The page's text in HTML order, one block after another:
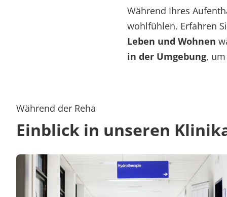
Während Ihres
wohlfühlen. Erfahren
Leben und Wohnen
in der Umgebung, um
Während der Reha
Einblick in unseren